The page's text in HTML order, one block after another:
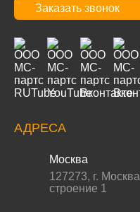
Заказать звонок
АДРЕСА
Москва
127273, г. Москва
строение 1